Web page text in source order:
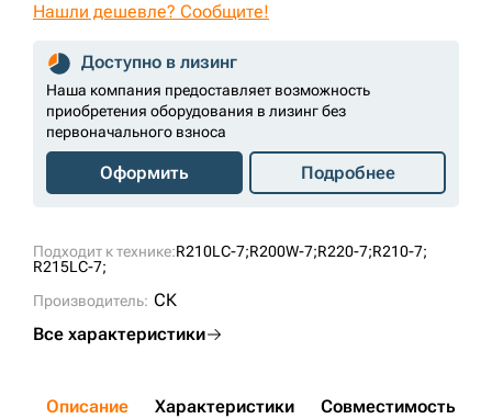
Подходит к технике:R210LC-7;R200W-7;R220-7;R210-7;
R215LC-7;
Производитель: СК
Все характеристики
Нашли дешевле? Сообщите!
Доступно в лизинг
Наша компания предоставляет возможность
приобретения оборудования в лизинг без
первоначального взноса
Оформить Подробнее
Описание Характеристики Совместимость